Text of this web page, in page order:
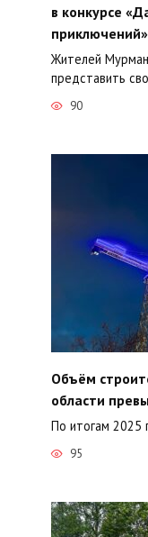
в конкурсе
приключений»
Жителей
представить
90
Объём
области
По итогам 2025
95